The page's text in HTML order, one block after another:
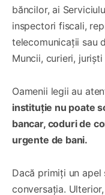
băncilor, ai
inspectori fiscali,
telecomunicații sau
Muncii, curieri,
Oamenii legii au
instituție nu poate
bancar, coduri de
urgente de bani.
Dacă primiți un
conversația.